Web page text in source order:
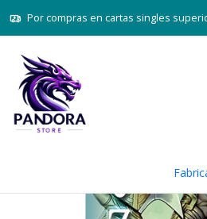
Por compras en cartas singles